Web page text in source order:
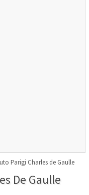
Parigi Charles de Gaulle
De Gaulle